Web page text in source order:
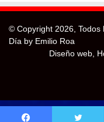
© Copyright 2026,
Día by Emilio Roa
Diseño web,